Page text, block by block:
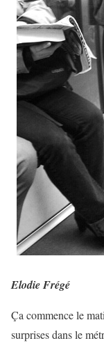
Elodie Frégé
Ça commence le
surprises dans le